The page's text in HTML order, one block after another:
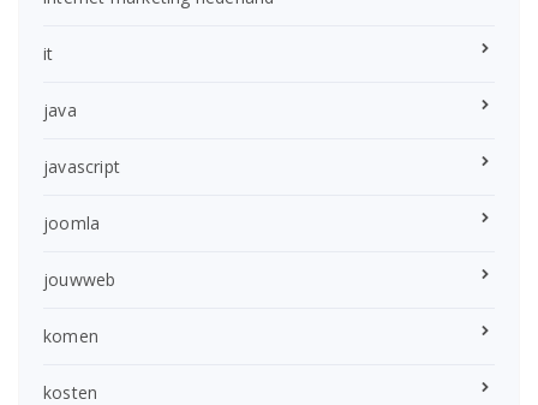
it
java
javascript
joomla
jouwweb
komen
kosten